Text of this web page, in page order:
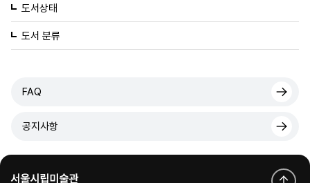
도서상태
도서 분류
FAQ
공지사항